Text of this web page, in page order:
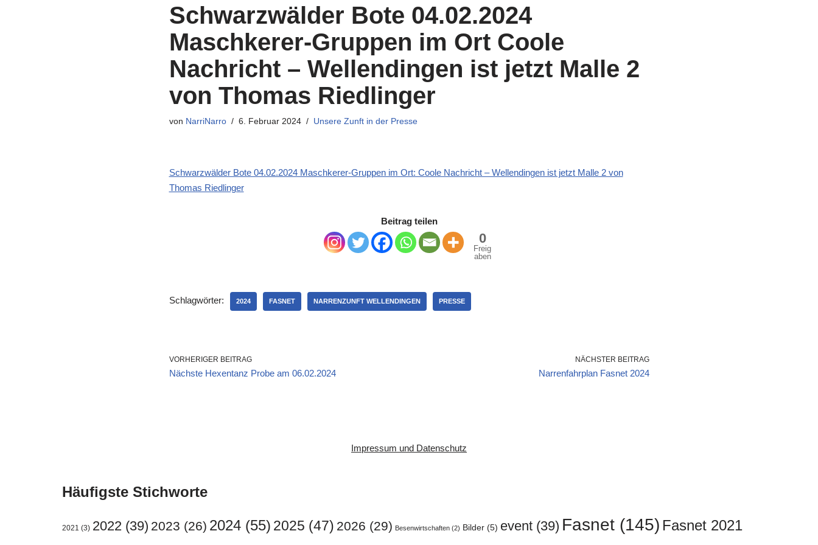
Schwarzwälder Bote 04.02.2024
Maschkerer-Gruppen im Ort Coole
Nachricht – Wellendingen ist jetzt Malle 2
von Thomas Riedlinger
von NarriNarro 6. Februar 2024 Unsere Zunft in der Presse
Schwarzwälder Bote 04.02.2024 Maschkerer-Gruppen im Ort: Coole Nachricht – Wellendingen ist jetzt Malle 2 von
Thomas Riedlinger
Beitrag teilen
0
Freig
aben
Schlagwörter: 2024 FASNET NARRENZUNFT WELLENDINGEN PRESSE
VORHERIGER BEITRAG
Nächste Hexentanz Probe am 06.02.2024
NÄCHSTER BEITRAG
Narrenfahrplan Fasnet 2024
Impressum und Datenschutz
Häufigste Stichworte
2021 (3) 2022 (39) 2023 (26) 2024 (55) 2025 (47) 2026 (29) Besenwirtschaften (2) Bilder (5) event (39) Fasnet (145) Fasnet 2021